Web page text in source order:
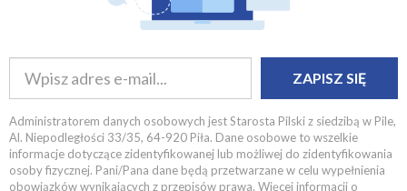
ZAPISZ SIĘ
Administratorem danych osobowych jest Starosta Pilski z siedzibą w Pile,
Al. Niepodległości 33/35, 64-920 Piła. Dane osobowe to wszelkie
informacje dotyczące zidentyfikowanej lub możliwej do zidentyfikowania
osoby fizycznej. Pani/Pana dane będą przetwarzane w celu wypełnienia
obowiązków wynikających z przepisów prawa. Więcej informacji o